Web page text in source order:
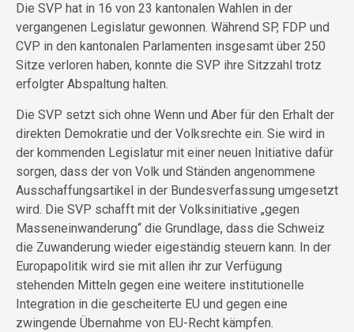
Die SVP hat in 16 von 23 kantonalen Wahlen in der
vergangenen Legislatur gewonnen. Während SP, FDP und
CVP in den kantonalen Parlamenten insgesamt über 250
Sitze verloren haben, konnte die SVP ihre Sitzzahl trotz
erfolgter Abspaltung halten.
Die SVP setzt sich ohne Wenn und Aber für den Erhalt der
direkten Demokratie und der Volksrechte ein. Sie wird in
der kommenden Legislatur mit einer neuen Initiative dafür
sorgen, dass der von Volk und Ständen angenommene
Ausschaffungsartikel in der Bundesverfassung umgesetzt
wird. Die SVP schafft mit der Volksinitiative „gegen
Masseneinwanderung“ die Grundlage, dass die Schweiz
die Zuwanderung wieder eigeständig steuern kann. In der
Europapolitik wird sie mit allen ihr zur Verfügung
stehenden Mitteln gegen eine weitere institutionelle
Integration in die gescheiterte EU und gegen eine
zwingende Übernahme von EU-Recht kämpfen.